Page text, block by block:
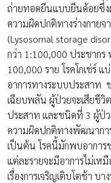
ถ่ายทอดยีนแบบยีนด้อยซึ่ง
ความผิดปกติทางร่างกายจ
(Lysosomal storage
กว่า 1:100,000 ประชาก
100,000 ราย โรคโกเช่ร์
อาการทางระบบประสาท
เฉียบพลัน ผู้ป่วยจะเสียชีวิ
ประสาท และชนิดที่ 3 ผู้ป่
ความผิดปกติทางพัฒนาก
เป็นต้น โรคนี้มักพบอาการ
แต่ละรายจะมีอาการไม่เ
เรื่องการเจริญเติบโตช้า บ